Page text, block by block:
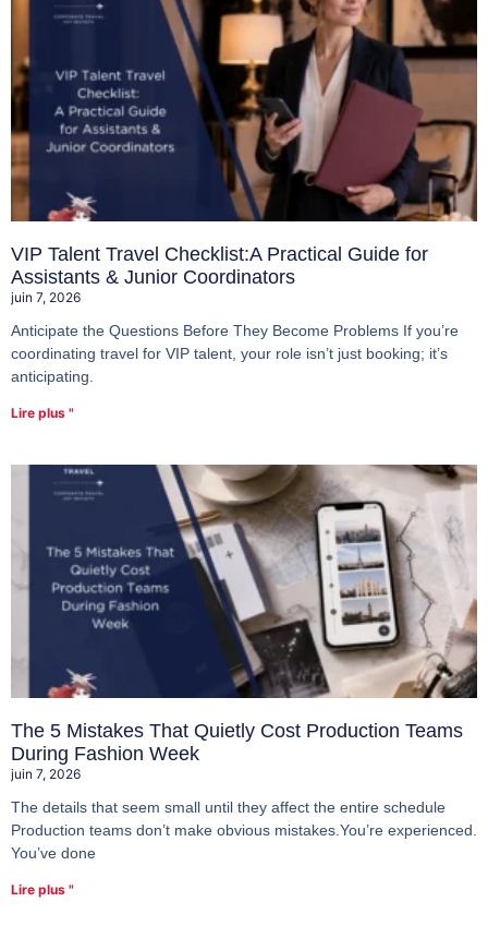
VIP Talent Travel Checklist:A Practical Guide for
Assistants & Junior Coordinators
juin 7, 2026
Anticipate the Questions Before They Become Problems If you’re
coordinating travel for VIP talent, your role isn’t just booking; it’s
anticipating.
Lire plus "
The 5 Mistakes That Quietly Cost Production Teams
During Fashion Week
juin 7, 2026
The details that seem small until they affect the entire schedule
Production teams don’t make obvious mistakes.You’re experienced.
You’ve done
Lire plus "